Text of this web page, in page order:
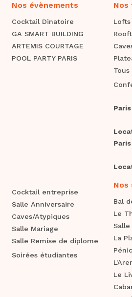
Nos évènements
Cocktail Dinatoire
GA SMART BUILDING
ARTEMIS COURTAGE
POOL PARTY PARIS
Nos
Lofts
Paris
Cocktail entreprise
Salle Anniversaire
Caves/Atypiques
Salle Mariage
Salle Remise de diplome
Soirées étudiantes
Nos
Bal
Le
Salle
La
Le